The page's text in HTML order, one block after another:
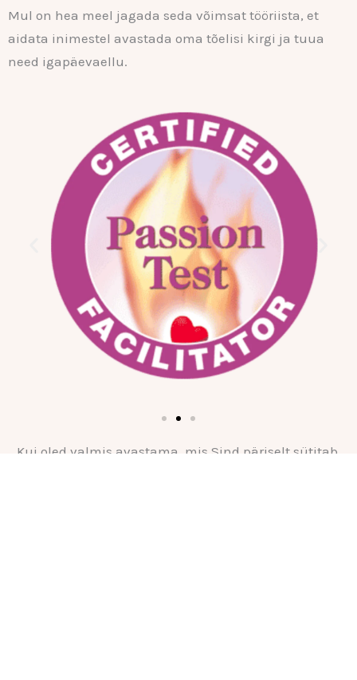
Mul on hea meel jagada seda võimsat tööriista, et
aidata inimestel avastada oma tõelisi kirgi ja tuua
need igapäevaellu.
Kui oled valmis avastama, mis Sind päriselt sütitab,